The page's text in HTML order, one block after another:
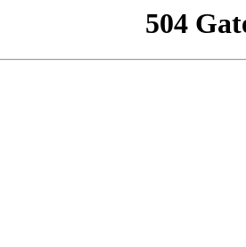
504